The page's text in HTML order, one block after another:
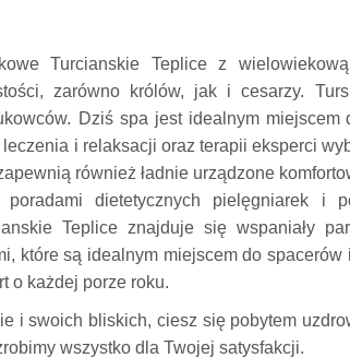
Turcianskie Teplice z
zarówno królów, jak i cesarzy.
Dziś spa jest idealnym
i relaksacji oraz terapii eksperci
również ładnie urządzone
dietetycznych pielęgniarek i
Teplice znajduje się wspaniały
które są idealnym miejscem do spacerów
o każdej porze roku.
i swoich bliskich, ciesz się pobytem
wszystko dla Twojej satysfakcji.